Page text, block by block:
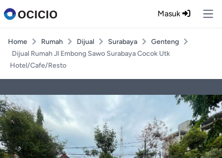
Masuk
Home Rumah Dijual Surabaya
Genteng
Dijual Rumah Jl Embong Sawo Surabaya Cocok Utk
Hotel/Cafe/Resto